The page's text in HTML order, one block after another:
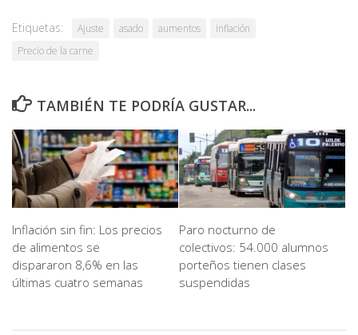
Etiquetas: Ajuste asado aumentos
inflación
Precio de la carne
TAMBIÉN TE PODRÍA GUSTAR...
Inflación sin fin: Los precios
de alimentos se
dispararon 8,6% en las
últimas cuatro semanas
Paro nocturno de
colectivos: 54.000 alumnos
porteños tienen clases
suspendidas